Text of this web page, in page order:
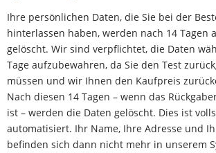
Ihre persönlichen Daten, die Sie bei der
hinterlassen haben, werden nach 14 Tagen
gelöscht. Wir sind verpflichtet, die Daten
Tage aufzubewahren, da Sie den Test
müssen und wir Ihnen den Kaufpreis
Nach diesen 14 Tagen – wenn das
ist – werden die Daten gelöscht. Dies ist
automatisiert. Ihr Name, Ihre Adresse und
befinden sich dann nicht mehr in unserem